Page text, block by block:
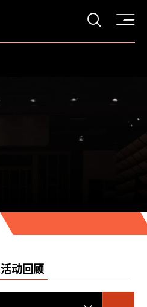
打开
活动回顾